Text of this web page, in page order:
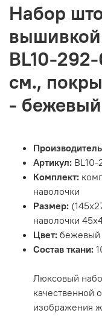
Набор
BL10-
см.,
- бежевый
Артикул:
Комплект:
наволочки
Размер:
наволочки
Цвет: бежевый
Состав ткани:
Люксовый
качественной
изображения